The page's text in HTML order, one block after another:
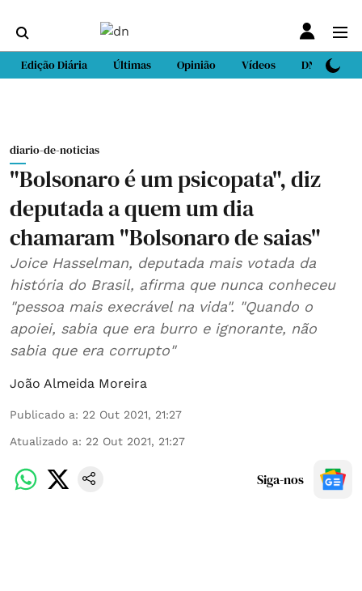
Edição Diária Últimas Opinião Vídeos DN Sport
diario-de-noticias
"Bolsonaro é um psicopata", diz
deputada a quem um dia
chamaram "Bolsonaro de saias"
Joice Hasselman, deputada mais votada da
história do Brasil, afirma que nunca conheceu
"pessoa mais execrável na vida". "Quando o
apoiei, sabia que era burro e ignorante, não
sabia que era corrupto"
João Almeida Moreira
Publicado a: 22 Out 2021, 21:27
Atualizado a: 22 Out 2021, 21:27
Siga-nos